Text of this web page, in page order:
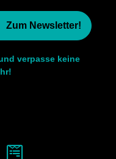
Zum Newsletter!
verpasse keine